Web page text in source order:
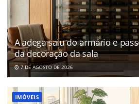
A adega saiu do armário e
da decoração da sala
7 DE AGOSTO DE 2026
IMÓVEIS